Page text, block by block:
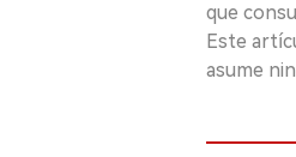
que
Este
asume